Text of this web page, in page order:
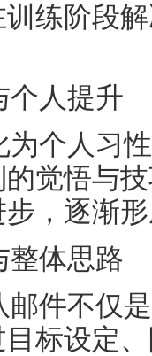
练阶段
个人提升
为个人习
觉悟与
，逐渐
整体思路
邮件不仅
标设定